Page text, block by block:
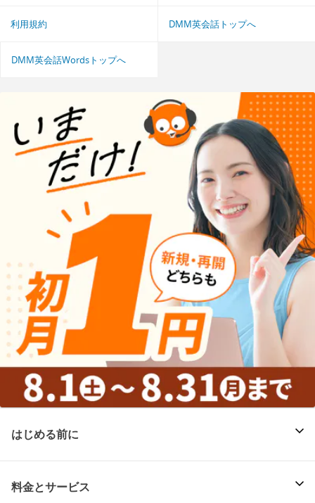
利用規約 DMM英会話トップへ
DMM英会話Wordsトップへ
はじめる前に
料金とサービス